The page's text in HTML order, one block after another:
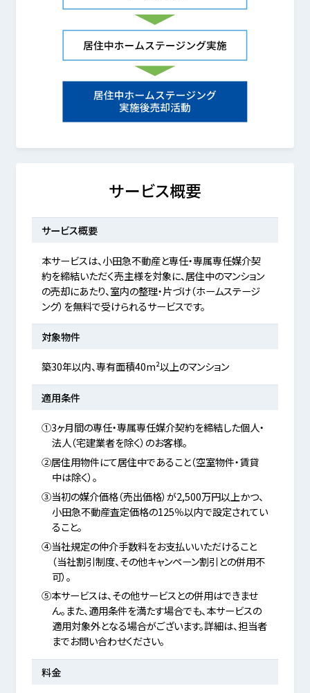
サービス概要
サービス概要
本サービスは、小田急不動産と専任・専属専任媒介契
約を締結いただく売主様を対象に、居住中のマンション
の売却にあたり、室内の整理・片づけ（ホームステージ
ング）を無料で受けられるサービスです。
対象物件
築30年以内、専有面積40m²以上のマンション
適用条件
①3ヶ月間の専任・専属専任媒介契約を締結した個人・
法人（宅建業者を除く）のお客様。
②居住用物件にて居住中であること（空室物件・賃貸
中は除く）。
③当初の媒介価格（売出価格）が2,500万円以上かつ、
小田急不動産査定価格の125％以内で設定されてい
ること。
④当社規定の仲介手数料をお支払いいただけること
（当社割引制度、その他キャンペーン割引との併用不
可）。
⑤本サービスは、その他サービスとの併用はできませ
ん。また、適用条件を満たす場合でも、本サービスの
適用対象外となる場合がございます。詳細は、担当者
までお問い合わせください。
料金